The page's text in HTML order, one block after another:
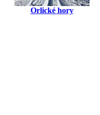
Orlické hory